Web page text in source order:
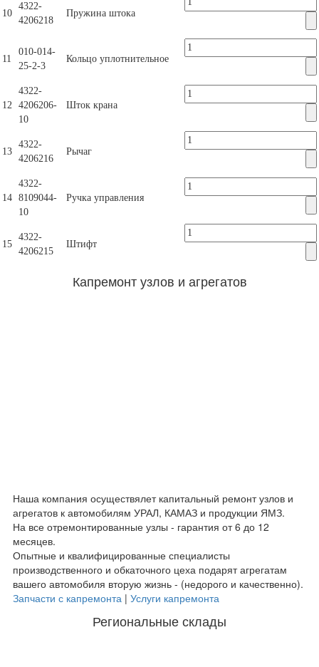
10
4322-
4206218
Пружина штока
11
010-014-
25-2-3
Кольцо уплотнительное
12
4322-
4206206-
10
Шток крана
13
4322-
4206216
Рычаг
14
4322-
8109044-
10
Ручка управления
15
4322-
4206215
Штифт
Капремонт узлов и агрегатов
Наша компания осуществялет капитальный ремонт узлов и
агрегатов к автомобилям УРАЛ, КАМАЗ и продукции ЯМЗ.
На все отремонтированные узлы - гарантия от 6 до 12
месяцев.
Опытные и квалифицированные специалисты
производственного и обкаточного цеха подарят агрегатам
вашего автомобиля вторую жизнь - (недорого и качественно).
Запчасти с капремонта | Услуги капремонта
Региональные склады